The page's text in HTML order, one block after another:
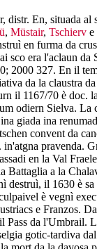
En, situada al
, Müstair, Tschierve
en furma da
sco era l'aclaun da
2000 327. En il
da la claustra
il 1167/70 è doc.
odiern Sielva. La
giada ina
convent da
pravenda.
en la Val
Battaglia a la
il 1630 è sa
è vegnì
e Franzos.
Pass da l'Umbrail.
gotic-tardiva